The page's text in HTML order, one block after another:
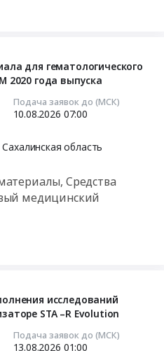
для гематологического
2020 года выпуска
Подача заявок до (МСК)
10.08.2026 07:00
Сахалинская область
Средства
медицинский
исследований
STA –R Evolution
Подача заявок до (МСК)
13.08.2026 01:00